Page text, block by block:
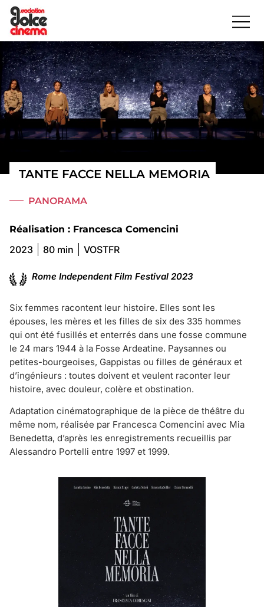
TANTE FACCE NELLA MEMORIA
PANORAMA
Réalisation : Francesca Comencini
2023 80 min VOSTFR
Rome Independent Film Festival 2023
Six femmes racontent leur histoire. Elles sont les
épouses, les mères et les filles de six des 335 hommes
qui ont été fusillés et enterrés dans une fosse commune
le 24 mars 1944 à la Fosse Ardeatine. Paysannes ou
petites-bourgeoises, Gappistas ou filles de généraux et
d’ingénieurs : toutes doivent et veulent raconter leur
histoire, avec douleur, colère et obstination.
Adaptation cinématographique de la pièce de théâtre du
même nom, réalisée par Francesca Comencini avec Mia
Benedetta, d’après les enregistrements recueillis par
Alessandro Portelli entre 1997 et 1999.